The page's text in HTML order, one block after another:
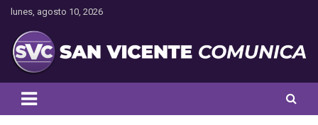
Saltar
contenido
lunes, agosto 10, 2026
San Vicente Comunica
Toda la actualidad noticiosa de nuestra comuna